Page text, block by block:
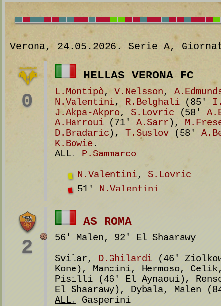
Verona, 24.05.2026. Serie A,
0
HELLAS VERONA FC
L.Montipò, V.Nelsson,
N.Valentini, R.Belghali (85'
J.Akpa-Akpro, S.Lovric (58'
A.Harroui (71' A.Sarr ),
D.Bradaric ), T.Suslov (58'
K.Bowie.
ALL.
P.Sammarco
N.Valentini, S.Lovric
51' N.Valentini
2
AS ROMA
56' Malen, 92' El Shaarawy
Svilar, D.Ghilardi (46'
Kone), Mancini, Hermoso,
Pisilli (46' El Aynaoui),
El Shaarawy), Dybala, Malen
ALL.
Gasperini